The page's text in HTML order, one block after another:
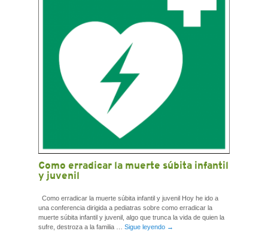
Como erradicar la muerte súbita infantil
y juvenil
Como erradicar la muerte súbita infantil y juvenil Hoy he ido a
una conferencia dirigida a pediatras sobre como erradicar la
muerte súbita infantil y juvenil, algo que trunca la vida de quien la
sufre, destroza a la familia … Sigue leyendo →